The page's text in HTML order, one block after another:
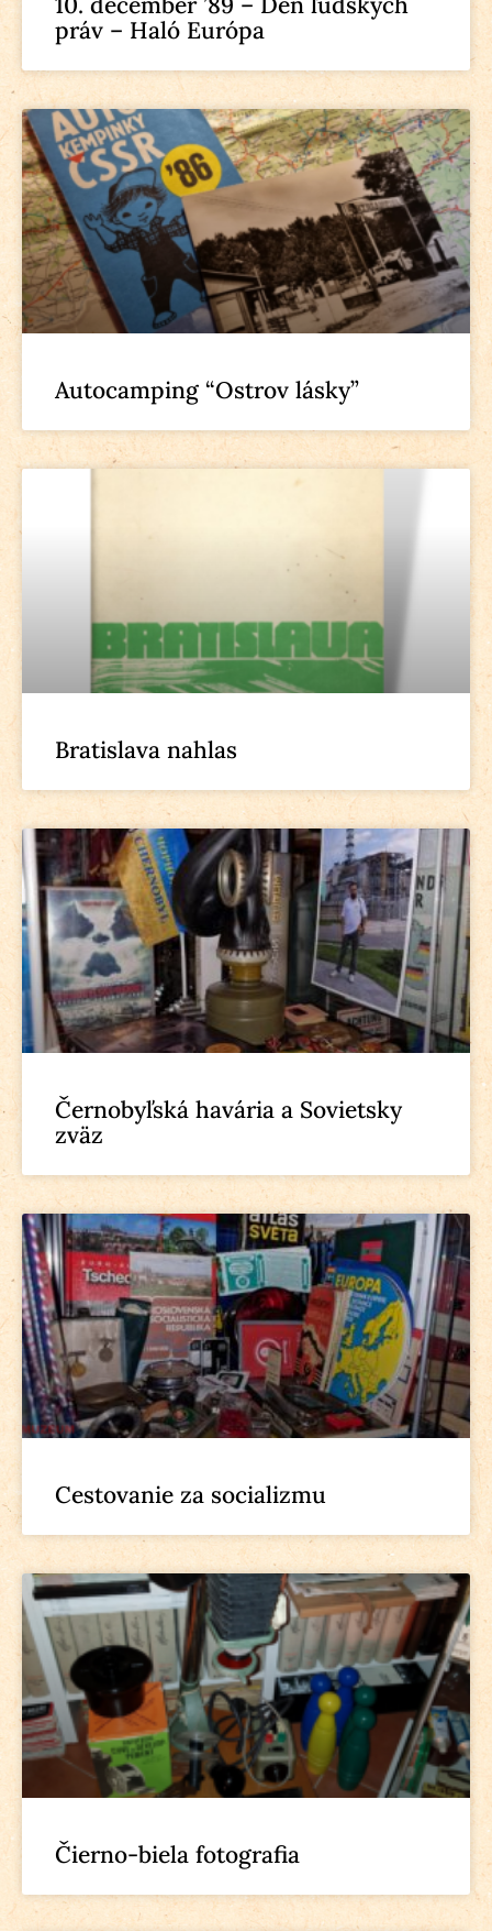
práv – Haló Európa
Autocamping “Ostrov lásky”
Bratislava nahlas
Černobyľská havária a Sovietsky
zväz
Cestovanie za socializmu
Čierno-biela fotografia